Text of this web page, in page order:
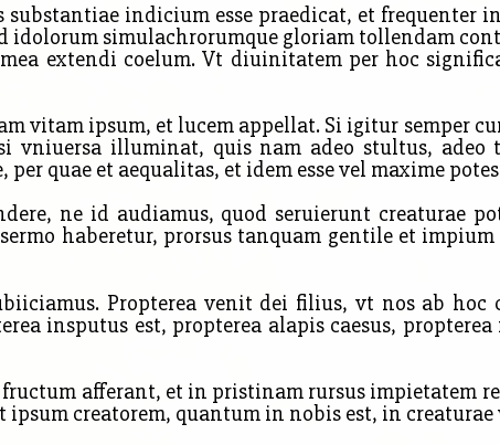
indicium esse praedicat, et frequenter
idolorum simulachrorumque gloriam tollendam
extendi coelum. Vt diuinitatem per hoc
vitam ipsum, et lucem appellat. Si igitur semper
illuminat, quis nam adeo stultus, adeo
quae et aequalitas, et idem esse vel maxime
ne id audiamus, quod seruierunt creaturae
haberetur, prorsus tanquam gentile et
Propterea venit dei filius, vt nos ab hoc
insputus est, propterea alapis caesus,
afferant, et in pristinam rursus impietatem
ipsum creatorem, quantum in nobis est, in